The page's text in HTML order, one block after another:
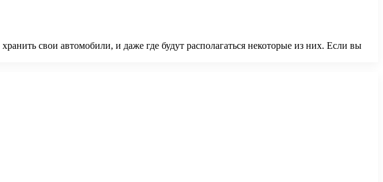
свои автомобили, и даже где будут располагаться некоторые из них. Если вы